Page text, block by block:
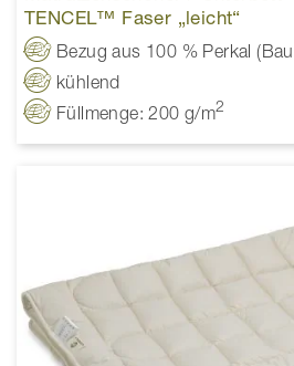
TENCEL™ Faser „leicht“
Bezug aus 100 % Perkal
kühlend
Füllmenge: 200 g/m2